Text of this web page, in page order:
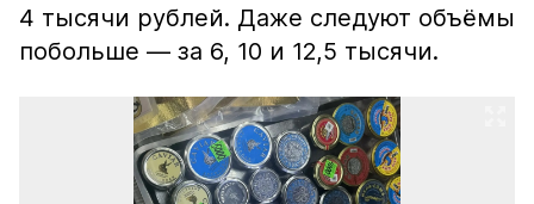
4 тысячи рублей. Даже следуют объёмы
побольше — за 6, 10 и 12,5 тысячи.